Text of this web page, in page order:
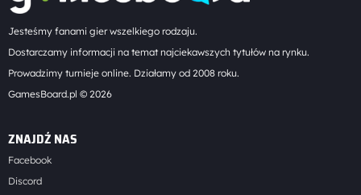
Jesteśmy fanami gier wszelkiego rodzaju.
Dostarczamy informacji na temat najciekawszych tytułów na rynku.
Prowadzimy turnieje online. Działamy od 2008 roku.
GamesBoard.pl © 2026
ZNAJDŹ NAS
Facebook
Discord